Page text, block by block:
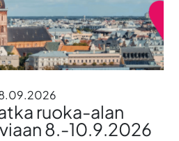
ruoka-alan
8.-10.9.2026